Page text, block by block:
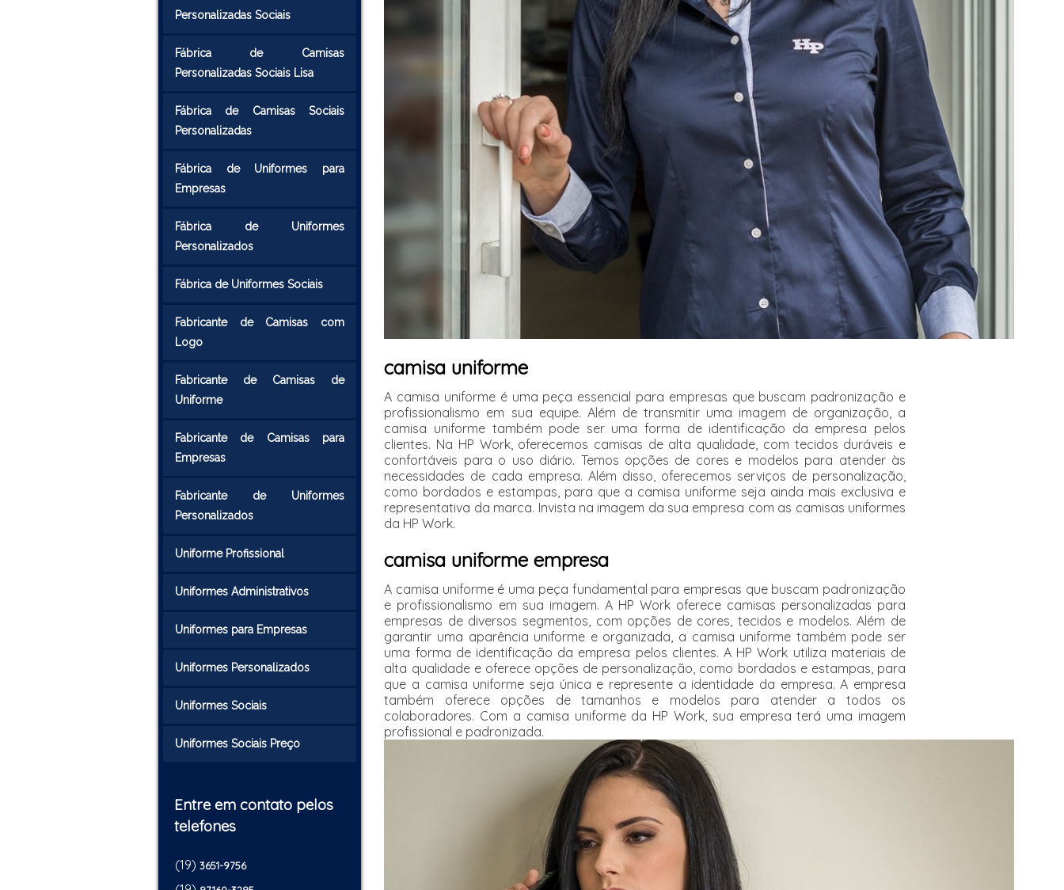
Personalizadas Sociais
Fábrica de Camisas
Personalizadas Sociais Lisa
Fábrica de Camisas Sociais
Personalizadas
Fábrica de Uniformes para
Empresas
Fábrica de Uniformes
Personalizados
Fábrica de Uniformes Sociais
Fabricante de Camisas com
Logo
Fabricante de Camisas de
Uniforme
Fabricante de Camisas para
Empresas
Fabricante de Uniformes
Personalizados
Uniforme Profissional
Uniformes Administrativos
Uniformes para Empresas
Uniformes Personalizados
Uniformes Sociais
Uniformes Sociais Preço
Entre em contato pelos
telefones
(19)3651-9756
camisa uniforme
A camisa uniforme é uma peça essencial para empresas que buscam padronização e
profissionalismo em sua equipe. Além de transmitir uma imagem de organização, a
camisa uniforme também pode ser uma forma de identificação da empresa pelos
clientes. Na HP Work, oferecemos camisas de alta qualidade, com tecidos duráveis e
confortáveis para o uso diário. Temos opções de cores e modelos para atender às
necessidades de cada empresa. Além disso, oferecemos serviços de personalização,
como bordados e estampas, para que a camisa uniforme seja ainda mais exclusiva e
representativa da marca. Invista na imagem da sua empresa com as camisas uniformes
da HP Work.
camisa uniforme empresa
A camisa uniforme é uma peça fundamental para empresas que buscam padronização
e profissionalismo em sua imagem. A HP Work oferece camisas personalizadas para
empresas de diversos segmentos, com opções de cores, tecidos e modelos. Além de
garantir uma aparência uniforme e organizada, a camisa uniforme também pode ser
uma forma de identificação da empresa pelos clientes. A HP Work utiliza materiais de
alta qualidade e oferece opções de personalização, como bordados e estampas, para
que a camisa uniforme seja única e represente a identidade da empresa. A empresa
também oferece opções de tamanhos e modelos para atender a todos os
colaboradores. Com a camisa uniforme da HP Work, sua empresa terá uma imagem
profissional e padronizada.